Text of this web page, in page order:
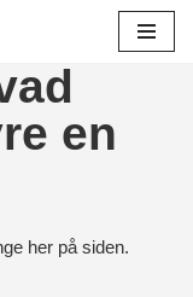
en
her på siden.